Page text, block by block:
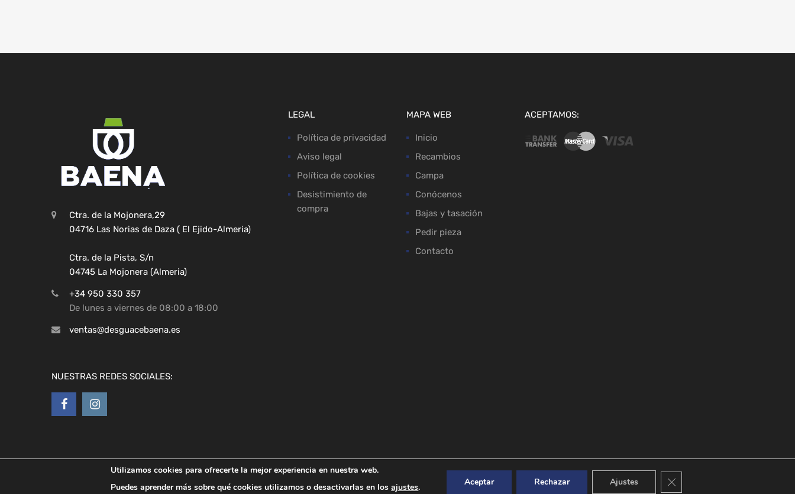
Ctra. de la Mojonera,29
04716 Las Norias de Daza ( El Ejido-Almeria)
Ctra. de la Pista, S/n
04745 La Mojonera (Almeria)
+34 950 330 357
De lunes a viernes de 08:00 a 18:00
ventas@desguacebaena.es
NUESTRAS REDES SOCIALES:
LEGAL
Política de privacidad
Aviso legal
Política de cookies
Desistimiento de
compra
MAPA WEB
Inicio
Recambios
Campa
Conócenos
Bajas y tasación
Pedir pieza
Contacto
ACEPTAMOS:
Desguaces Baena
Utilizamos cookies para ofrecerte la mejor experiencia en nuestra web.
Puedes aprender más sobre qué cookies utilizamos o desactivarlas en losajustes. Aceptar Rechazar Ajustes Cerrar el banner de cookies RGPD